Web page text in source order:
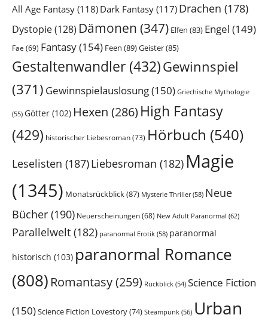
All Age Fantasy (118) Dark Fantasy (117) Drachen (178)
Dystopie(128) Dämonen (347) Elfen (83) Engel (149)
Fae (69) Fantasy(154) Feen (89)Geister(85)
Gestaltenwandler (432)Gewinnspiel
(371) Gewinnspielauslosung(150) Griechische Mythologie
(55) Götter (102) Hexen (286) High Fantasy
(429) historischer Liebesroman(73) Hörbuch (540)
Leselisten (187)Liebesroman (182) Magie
(1345) Monatsrückblick(87) Mysterie Thriller(58) Neue
Bücher (190) Neuerscheinungen(68) New Adult Paranormal (62)
Parallelwelt (182) paranormal Erotik (58) paranormal
historisch (103) paranormal Romance
(808) Romantasy(259) Rückblick (54) Science Fiction
(150)Science Fiction Lovestory(74) Steampunk (56) Urban